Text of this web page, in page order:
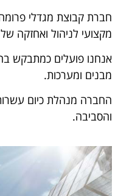
חברת קבוצת מגדלי
מקצועי לניהול ואחזקה
מבנים ומערכות.
החברה מנהלת כיום
והסביבה.